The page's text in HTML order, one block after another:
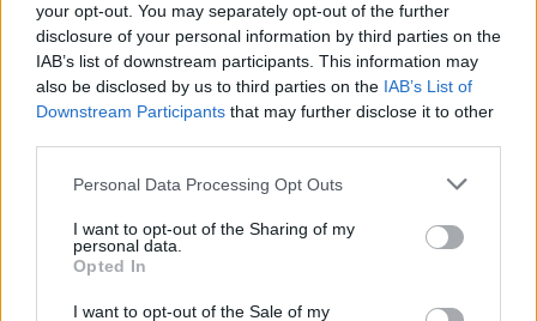
your opt-out. You may separately opt-out of the further
disclosure of your personal information by third parties on the
IAB’s list of downstream participants. This information may
also be disclosed by us to third parties on the IAB’s List of
Downstream Participants that may further disclose it to other
Please note that this website/app uses one or more Google
not limited to your visit or usage behaviour. You may click to
grant or deny consent to Google and its third-party tags to
use your data for below specified purposes in below Google
consent section.
Personal Data Processing Opt Outs
I want to opt-out of the Sharing of my
personal data.
Opted In
I want to opt-out of the Sale of my